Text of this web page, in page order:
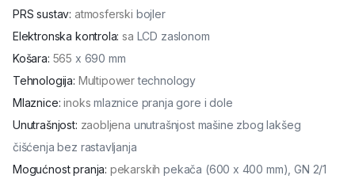
PRS sustav: atmosferski bojler
Elektronska kontrola: sa LCD zaslonom
Košara: 565 x 690 mm
Tehnologija: Multipowertechnology
Mlaznice: inoks mlaznice pranja gore i dole
Unutrašnjost: zaobljena unutrašnjost mašine zbog lakšeg
čišćenja bez rastavljanja
Mogućnost pranja: pekarskih pekača (600 x 400 mm), GN 2/1